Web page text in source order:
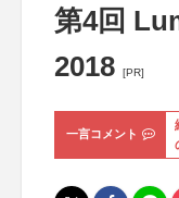
第4回
2018
[PR]
一言コメント